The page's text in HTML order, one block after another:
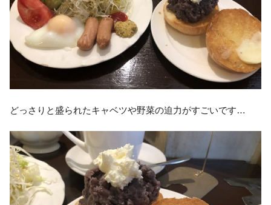
どっさりと盛られたキャベツや野菜の迫力がすごいです…